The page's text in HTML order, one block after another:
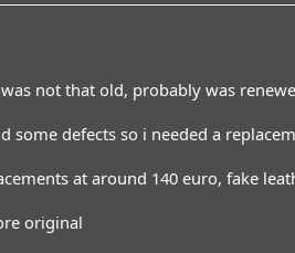
not that old, probably was
some defects so i needed a
at around 140 euro, fake
original